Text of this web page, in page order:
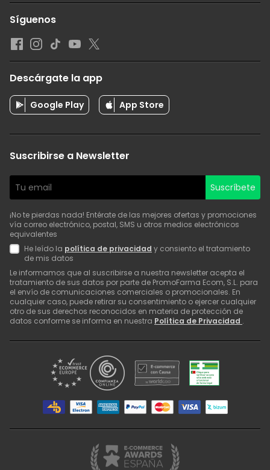
Síguenos
Descárgate la app
Google Play App Store
Suscribirse a Newsletter
Suscríbete
¡No te pierdas nada! Entérate de las mejores ofertas y promociones
vía correo electrónico, postal, SMS u otros medios electrónicos
equivalentes
He leído la política de privacidad y consiento el tratamiento
de mis datos
Le informamos que al suscribirse a nuestra newsletter acepta el
tratamiento de sus datos por parte de PromoFarma Ecom, S.L. para
el envío de comunicaciones comerciales o promocionales. En
cualquier caso, puede retirar su consentimiento o ejercer cualquier
otro de sus derechos reconocidos en materia de protección de
datos conforme se informa en nuestra Política de Privacidad .